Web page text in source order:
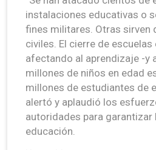
instalaciones educativas o
fines militares. Otras sirven
civiles. El cierre de
afectando al aprendizaje -y
millones de niños en edad
millones de estudiantes de
alertó y aplaudió los
autoridades para garantizar
educación.